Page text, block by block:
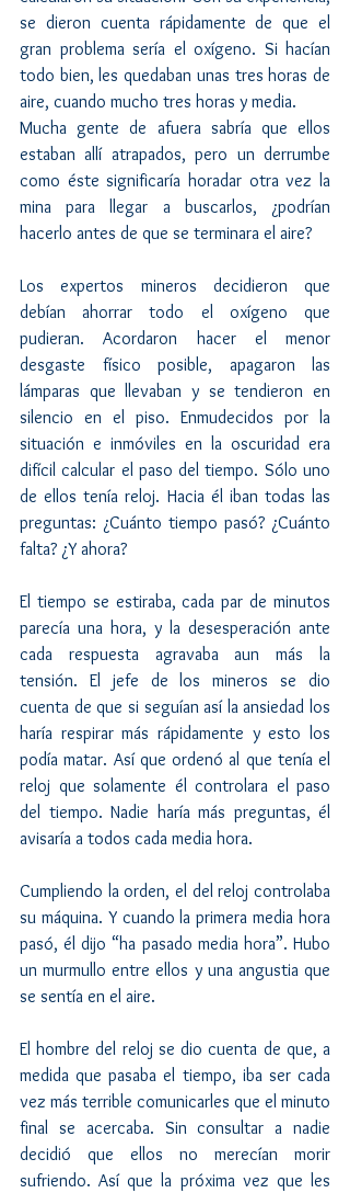
se dieron cuenta rápidamente de que el
gran problema sería el oxígeno. Si hacían
todo bien, les quedaban unas tres horas de
aire, cuando mucho tres horas y media.
Mucha gente de afuera sabría que ellos
estaban allí atrapados, pero un derrumbe
como éste significaría horadar otra vez la
mina para llegar a buscarlos, ¿podrían
hacerlo antes de que se terminara el aire?
Los expertos mineros decidieron que
debían ahorrar todo el oxígeno que
pudieran. Acordaron hacer el menor
desgaste físico posible, apagaron las
lámparas que llevaban y se tendieron en
silencio en el piso. Enmudecidos por la
situación e inmóviles en la oscuridad era
difícil calcular el paso del tiempo. Sólo uno
de ellos tenía reloj. Hacia él iban todas las
preguntas: ¿Cuánto tiempo pasó? ¿Cuánto
falta? ¿Y ahora?
El tiempo se estiraba, cada par de minutos
parecía una hora, y la desesperación ante
cada respuesta agravaba aun más la
tensión. El jefe de los mineros se dio
cuenta de que si seguían así la ansiedad los
haría respirar más rápidamente y esto los
podía matar. Así que ordenó al que tenía el
reloj que solamente él controlara el paso
del tiempo. Nadie haría más preguntas, él
avisaría a todos cada media hora.
Cumpliendo la orden, el del reloj controlaba
su máquina. Y cuando la primera media hora
pasó, él dijo “ha pasado media hora”. Hubo
un murmullo entre ellos y una angustia que
se sentía en el aire.
El hombre del reloj se dio cuenta de que, a
medida que pasaba el tiempo, iba ser cada
vez más terrible comunicarles que el minuto
final se acercaba. Sin consultar a nadie
decidió que ellos no merecían morir
sufriendo. Así que la próxima vez que les